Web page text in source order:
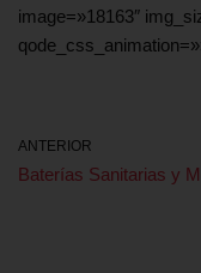
image=»18163″
ANTERIOR
Baterías Sanitarias y